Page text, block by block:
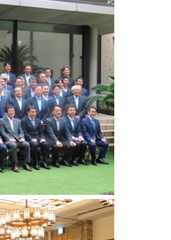
韓国語（한국어）
学習・スポーツ・人権
人の方向け情報
・医療
・施策
ットを探す
メ・食べる
のイベント・祭り
所の紹介
・広聴